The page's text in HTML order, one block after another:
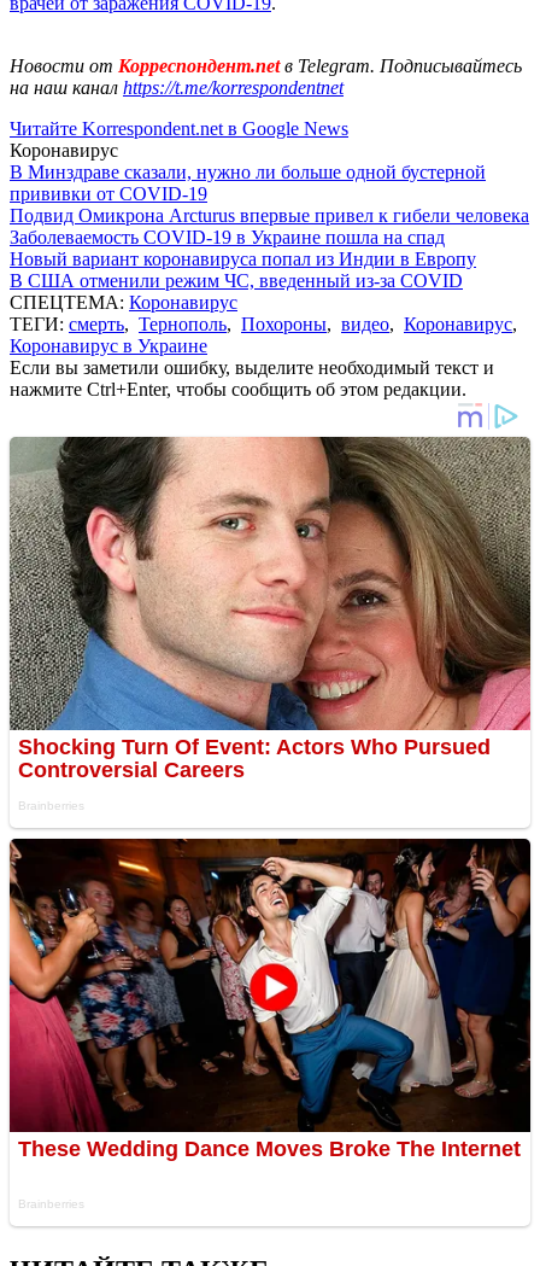
Новости от Корреспондент.netв Telegram. Подписывайтесь
на наш канал https://t.me/korrespondentnet
Читайте Korrespondent.net в Google News
Коронавирус
В Минздраве сказали, нужно ли больше одной бустерной
прививки от COVID-19
Подвид Омикрона Arcturus впервые привел к гибели человека
Заболеваемость COVID-19 в Украине пошла на спад
Новый вариант коронавируса попал из Индии в Европу
В США отменили режим ЧС, введенный из-за COVID
СПЕЦТЕМА: Коронавирус
ТЕГИ: смерть, Тернополь, Похороны, видео, Коронавирус,
Коронавирус в Украине
Если вы заметили ошибку, выделите необходимый текст и
нажмите Ctrl+Enter, чтобы сообщить об этом редакции.